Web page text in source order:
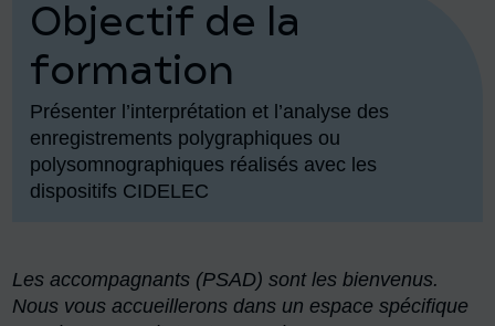
Objectif de la
formation
Présenter l’interprétation et l’analyse des
enregistrements polygraphiques ou
polysomnographiques réalisés avec les
dispositifs CIDELEC
Les accompagnants (PSAD) sont les bienvenus.
Nous vous accueillerons dans un espace spécifique